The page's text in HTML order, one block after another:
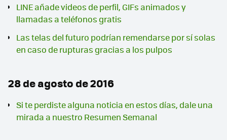
LINE añade videos de perfil, GIFs animados y
llamadas a teléfonos gratis
Las telas del futuro podrían remendarse por sí solas
en caso de rupturas gracias a los pulpos
28 de agosto de 2016
Si te perdiste alguna noticia en estos días, dale una
mirada a nuestro Resumen Semanal